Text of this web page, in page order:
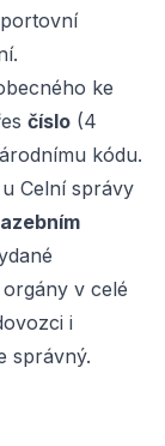
ke
číslo (4
kódu.
Celní správy
v celé
i
správný.